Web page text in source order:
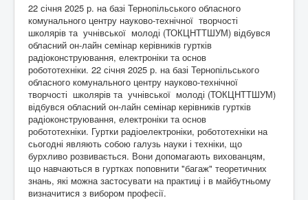
22 січня 2025 р. на базі Тернопільського обласного
комунального центру науково-технічної творчості
школярів та учнівської молоді (ТОКЦНТТШУМ) відбувся
обласний он-лайн семінар керівників гуртків
радіоконструювання, електроніки та основ
робототехніки. 22 січня 2025 р. на базі Тернопільського
обласного комунального центру науково-технічної
творчості школярів та учнівської молоді (ТОКЦНТТШУМ)
відбувся обласний он-лайн семінар керівників гуртків
радіоконструювання, електроніки та основ
робототехніки. Гуртки радіоелектроніки, робототехніки на
сьогодні являють собою галузь науки і техніки, що
бурхливо розвивається. Вони допомагають вихованцям,
що навчаються в гуртках поповнити "багаж" теоретичних
знань, які можна застосувати на практиці і в майбутньому
визначитися з вибором професії.